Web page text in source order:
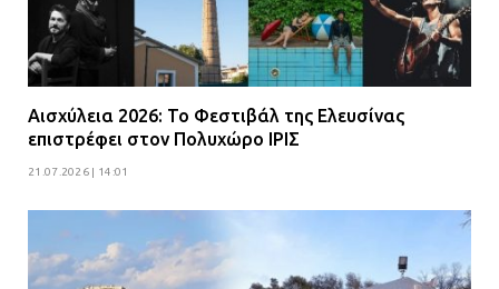
Αισχύλεια 2026: Το Φεστιβάλ της Ελευσίνας
επιστρέφει στον Πολυχώρο ΙΡΙΣ
21.07.2026 | 14:01